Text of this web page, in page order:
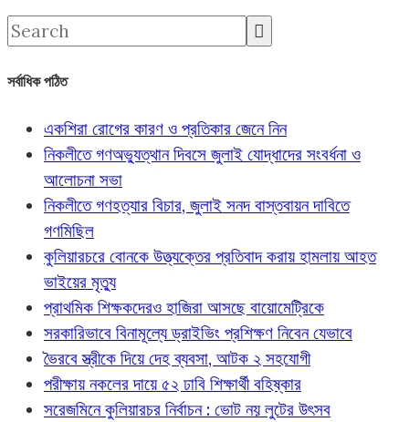
সর্বাধিক পঠিত
একশিরা রোগের কারণ ও প্রতিকার জেনে নিন
নিকলীতে গণঅভ্যুত্থান দিবসে জুলাই যোদ্ধাদের সংবর্ধনা ও
আলোচনা সভা
নিকলীতে গণহত্যার বিচার, জুলাই সনদ বাস্তবায়ন দাবিতে
গণমিছিল
কুলিয়ারচরে বোনকে উত্ত্যক্তের প্রতিবাদ করায় হামলায় আহত
ভাইয়ের মৃত্যু
প্রাথমিক শিক্ষকদেরও হাজিরা আসছে বায়োমেট্রিকে
সরকারিভাবে বিনামূল্যে ড্রাইভিং প্রশিক্ষণ নিবেন যেভাবে
ভৈরবে স্ত্রীকে দিয়ে দেহ ব্যবসা, আটক ২ সহযোগী
পরীক্ষায় নকলের দায়ে ৫২ ঢাবি শিক্ষার্থী বহিষ্কার
সরেজমিনে কুলিয়ারচর নির্বাচন : ভোট নয় লুটের উৎসব